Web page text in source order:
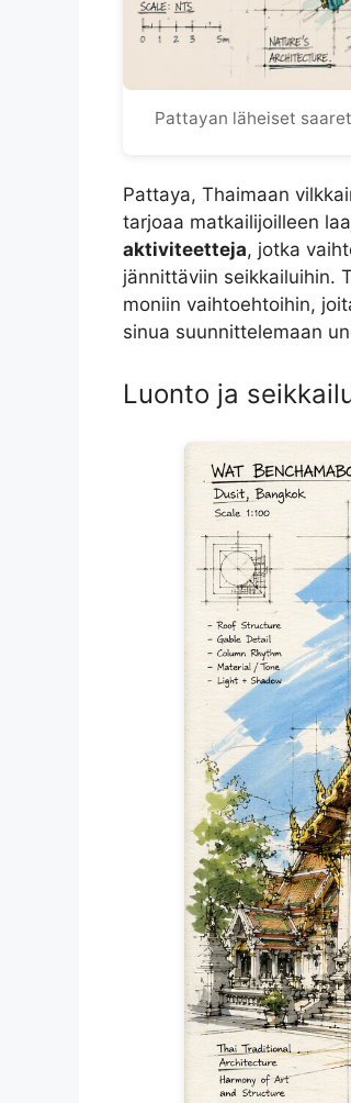
Pattayan läheiset
Pattaya, Thaimaan
tarjoaa matkailijoilleen
aktiviteetteja, jotka
jännittäviin seikkailuihin.
moniin vaihtoehtoihin,
sinua suunnittelemaan
Luonto ja